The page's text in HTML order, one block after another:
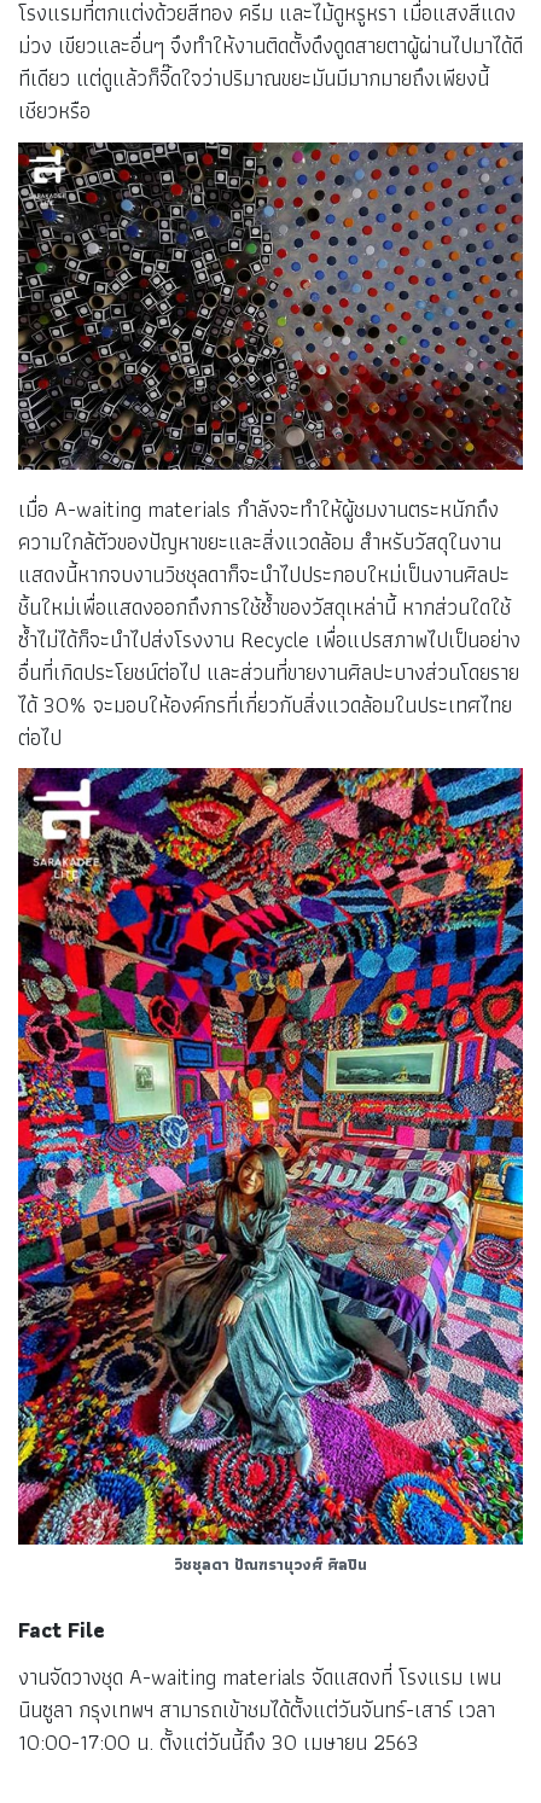
โรงแรมที่ตกแต่งด้วยสีทอง ครีม และไม้ดูหรูหรา เมื่อแสงสีแดง
ม่วง เขียวและอื่นๆ จึงทำให้งานติดตั้งดึงดูดสายตาผู้ผ่านไปมาได้ดี
ทีเดียว แต่ดูแล้วก็จี๊ดใจว่าปริมาณขยะมันมีมากมายถึงเพียงนี้
เชียวหรือ
เมื่อ A-waiting materials กำลังจะทำให้ผู้ชมงานตระหนักถึง
ความใกล้ตัวของปัญหาขยะและสิ่งแวดล้อม สำหรับวัสดุในงาน
แสดงนี้หากจบงานวิชชุลดาก็จะนำไปประกอบใหม่เป็นงานศิลปะ
ชิ้นใหม่เพื่อแสดงออกถึงการใช้ซ้ำของวัสดุเหล่านี้ หากส่วนใดใช้
ซ้ำไม่ได้ก็จะนำไปส่งโรงงาน Recycle เพื่อแปรสภาพไปเป็นอย่าง
อื่นที่เกิดประโยชน์ต่อไป และส่วนที่ขายงานศิลปะบางส่วนโดยราย
ได้ 30% จะมอบให้องค์กรที่เกี่ยวกับสิ่งแวดล้อมในประเทศไทย
ต่อไป
วิชชุลดา ปัณฑรานุวงศ์ ศิลปิน
Fact File
งานจัดวางชุด A-waiting materials จัดแสดงที่ โรงแรม เพน
นินซูลา กรุงเทพฯ สามารถเข้าชมได้ตั้งแต่วันจันทร์-เสาร์ เวลา
10:00-17:00 น. ตั้งแต่วันนี้ถึง 30 เมษายน 2563